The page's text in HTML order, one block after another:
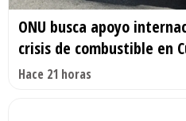
ONU busca apoyo
crisis de combustible en
Hace 21 horas